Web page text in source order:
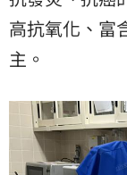
高抗氧化、富
主。